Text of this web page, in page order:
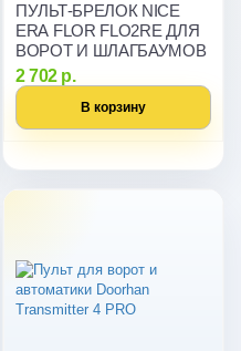
ПУЛЬТ-БРЕЛОК NICE
ERA FLOR FLO2RE ДЛЯ
ВОРОТ И ШЛАГБАУМОВ
2 702 р.
В корзину